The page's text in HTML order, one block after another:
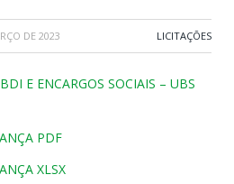
DE 2023 LICITAÇÕES
E ENCARGOS SOCIAIS – UBS
PDF
XLSX